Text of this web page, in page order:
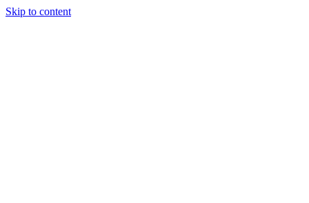
Skip to content